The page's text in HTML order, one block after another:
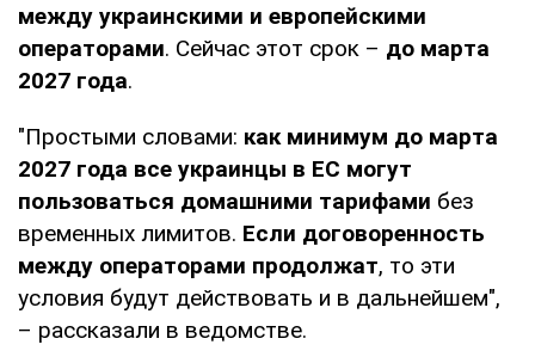
между украинскими и европейскими
операторами. Сейчас этот срок – до марта
2027 года.
"Простыми словами: как минимум до марта
2027 года все украинцы в ЕС могут
пользоваться домашними тарифами без
временных лимитов. Если договоренность
между операторами продолжат, то эти
условия будут действовать и в дальнейшем",
– рассказали в ведомстве.